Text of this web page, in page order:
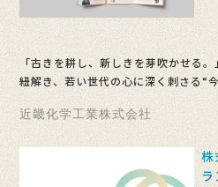
「古きを耕し、新しきを芽吹かせる
紐解き、若い世代の心に深く刺さる“
近畿化学工業株式会社
株
ラ